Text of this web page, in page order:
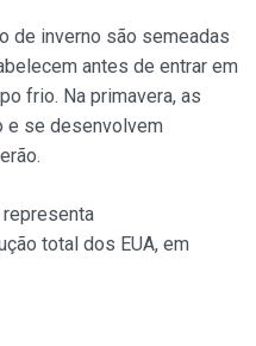
de inverno são semeadas
antes de entrar em
frio. Na primavera, as
e se desenvolvem
total dos EUA, em